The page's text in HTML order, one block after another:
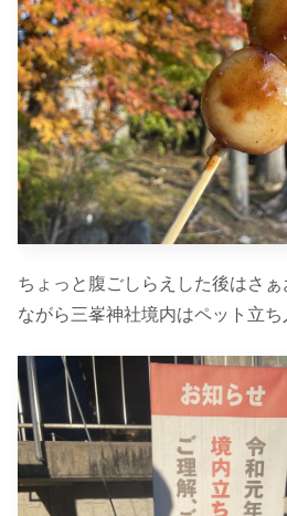
ちょっと腹ごしらえした後はさ
ながら三峯神社境内はペット立ち